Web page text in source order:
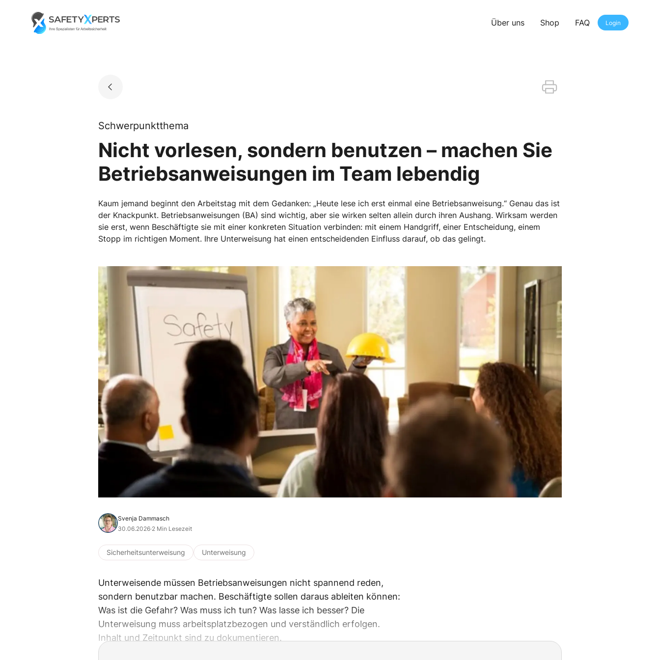
Go to landing page.
Über uns Shop FAQ Login
Schwerpunktthema
Nicht vorlesen, sondern benutzen – machen Sie
Betriebsanweisungen im Team lebendig
Kaum jemand beginnt den Arbeitstag mit dem Gedanken: „Heute lese ich erst einmal eine Betriebsanweisung.“ Genau das ist
der Knackpunkt. Betriebsanweisungen (BA) sind wichtig, aber sie wirken selten allein durch ihren Aushang. Wirksam werden
sie erst, wenn Beschäftigte sie mit einer konkreten Situation verbinden: mit einem Handgriff, einer Entscheidung, einem
Stopp im richtigen Moment. Ihre Unterweisung hat einen entscheidenden Einfluss darauf, ob das gelingt.
Svenja Dammasch
30.06.2026·2 Min Lesezeit
Sicherheitsunterweisung Unterweisung
Unterweisende müssen Betriebsanweisungen nicht spannend reden,
sondern benutzbar machen. Beschäftigte sollen daraus ableiten können:
Was ist die Gefahr? Was muss ich tun? Was lasse ich besser? Die
Unterweisung muss arbeitsplatzbezogen und verständlich erfolgen.
Inhalt und Zeitpunkt sind zu dokumentieren.